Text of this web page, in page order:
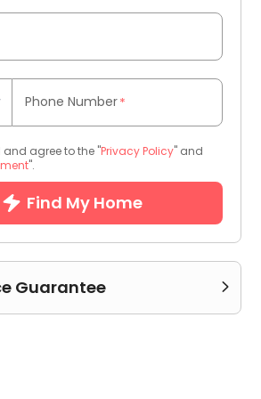
Phone Number*
and agree to the "Privacy Policy" and
".
Find My Home
Guarantee 